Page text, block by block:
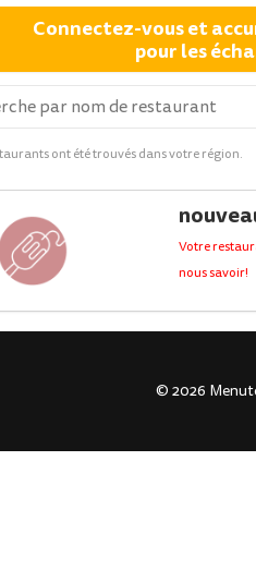
Connectez-vous et
pour les
ont été trouvés dans votre région.
Votre
nous savoir!
© 2026